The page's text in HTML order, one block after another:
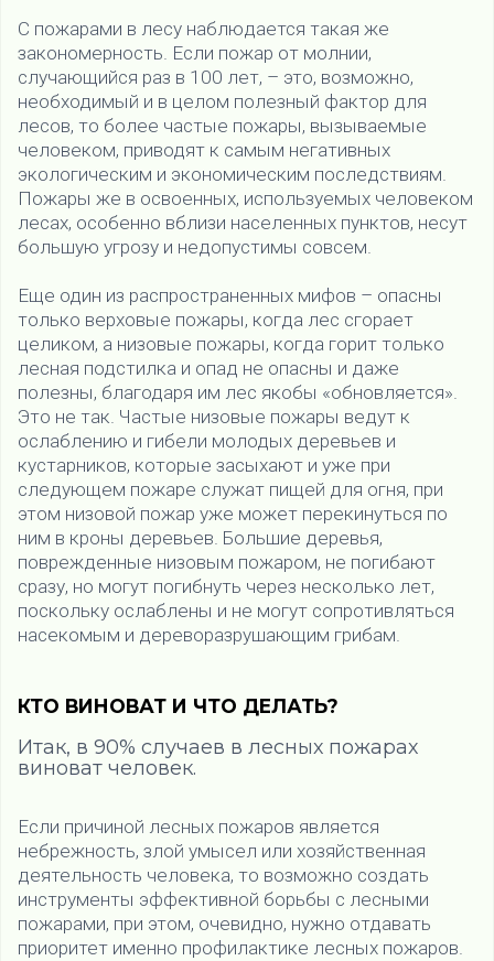
С пожарами в лесу наблюдается такая же
закономерность. Если пожар от молнии,
случающийся раз в 100 лет, – это, возможно,
необходимый и в целом полезный фактор для
лесов, то более частые пожары, вызываемые
человеком, приводят к самым негативных
экологическим и экономическим последствиям.
Пожары же в освоенных, используемых человеком
лесах, особенно вблизи населенных пунктов, несут
большую угрозу и недопустимы совсем.
Еще один из распространенных мифов – опасны
только верховые пожары, когда лес сгорает
целиком, а низовые пожары, когда горит только
лесная подстилка и опад не опасны и даже
полезны, благодаря им лес якобы «обновляется».
Это не так. Частые низовые пожары ведут к
ослаблению и гибели молодых деревьев и
кустарников, которые засыхают и уже при
следующем пожаре служат пищей для огня, при
этом низовой пожар уже может перекинуться по
ним в кроны деревьев. Большие деревья,
поврежденные низовым пожаром, не погибают
сразу, но могут погибнуть через несколько лет,
поскольку ослаблены и не могут сопротивляться
насекомым и дереворазрушающим грибам.
КТО ВИНОВАТ И ЧТО ДЕЛАТЬ?
Итак, в 90% случаев в лесных пожарах
виноват человек.
Если причиной лесных пожаров является
небрежность, злой умысел или хозяйственная
деятельность человека, то возможно создать
инструменты эффективной борьбы с лесными
пожарами, при этом, очевидно, нужно отдавать
приоритет именно профилактике лесных пожаров.